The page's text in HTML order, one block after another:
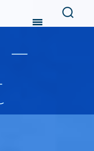
Menu
Search